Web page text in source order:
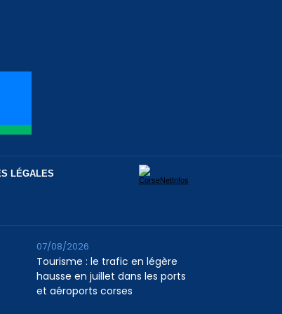
LÉGALES
Tourisme : le trafic en légère
hausse en juillet dans les ports
et aéroports corses
07/08/2026